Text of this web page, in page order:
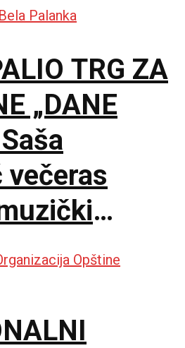
TRG ZA
„DANE
večeras
Palanci